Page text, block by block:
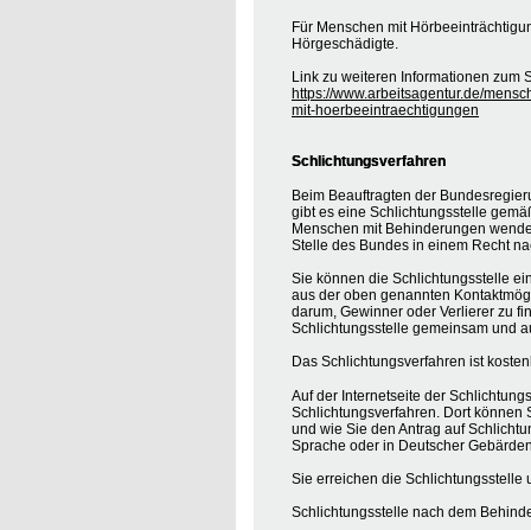
Für Menschen mit
Hörgeschädigte.
Link zu weiteren Informationen zum
https://www.arbeitsagentur.de/
mit-hoerbeeintraechtigungen
Schlichtungsverfahren
Beim Beauftragten der
gibt es eine Schlichtungsstelle
Menschen mit Behinderungen
Stelle des Bundes in einem Recht
Sie können die Schlichtungsstelle
aus der oben genannten
darum, Gewinner oder Verlierer zu
Schlichtungsstelle gemeinsam und
Das Schlichtungsverfahren ist
Auf der Internetseite der
Schlichtungsverfahren. Dort können
und wie Sie den Antrag auf
Sprache oder in Deutscher
Sie erreichen die Schlichtungsstelle
Schlichtungsstelle nach dem